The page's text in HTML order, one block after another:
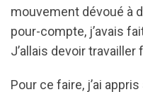
mouvement dévoué à
pour-compte, j’avais
J’allais devoir
Pour ce faire, j’ai